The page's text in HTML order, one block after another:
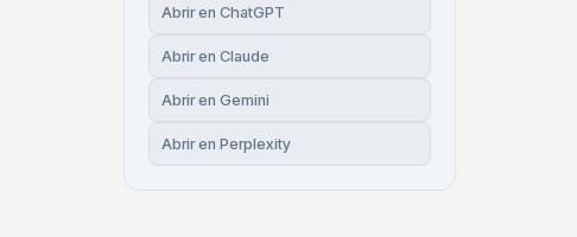
Abrir en ChatGPT
Abrir en Claude
Abrir en Gemini
Abrir en Perplexity